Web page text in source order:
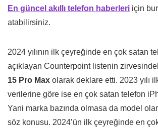
En güncel akıllı telefon haberleri için
atabilirsiniz.
2024 yılının ilk çeyreğinde en çok satan
açıklayan Counterpoint listenin
15 Pro Max olarak deklare etti. 2023 yılı
verilerine göre ise en çok satan telefon
Yani marka bazında olmasa da model
söz konusu. 2024’ün ilk çeyreğinde en